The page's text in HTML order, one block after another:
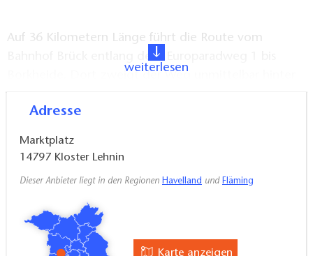
Auf 36 Kilometern Länge führt die Route vom
Bahnhof Brück entlang dem Europaradweg 1 bis
Busendorfer Heide geht es bis zum
Richtung der Holzhaussiedlung bis zum Kreisverkehr.
Busendorfer Weg. Durch den Wald geht es nach
Busendorf, Kanin und Klaistow. Über eine dichte,
urtümliche Bewaldung erreicht man Emstal und
später den Spargelhof Lehnin. Von dort aus können
weiterlesen
Adresse
Marktplatz
14797 Kloster Lehnin
Dieser Anbieter liegt in den Regionen Havelland und Fläming
Karte anzeigen